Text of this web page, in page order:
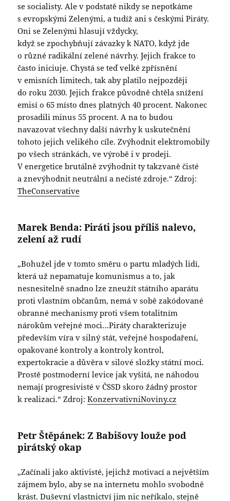
se socialisty. Ale v podstatě nikdy se nepotkáme
s evropskými Zelenými, a tudíž ani s českými Piráty.
Oni se Zelenými hlasují vždycky,
když se zpochybňují závazky k NATO, když jde
o různé radikální zelené návrhy. Jejich frakce to
často iniciuje. Chystá se teď velké zpřísnění
v emisních limitech, tak aby platilo nejpozději
do roku 2030. Jejich frakce původně chtěla snížení
emisí o 65 místo dnes platných 40 procent. Nakonec
prosadili minus 55 procent. A na to budou
navazovat všechny další návrhy k uskutečnění
tohoto jejich velikého cíle. Zvýhodnit elektromobily
po všech stránkách, ve výrobě i v prodeji.
V energetice brutálně zvýhodnit ty takzvaně čisté
a znevýhodnit neutrální a nečisté zdroje.“ Zdroj:
TheConservative
Marek Benda: Piráti jsou příliš nalevo,
zelení až rudí
„Bohužel jde v tomto směru o partu mladých lidí,
která už nepamatuje komunismus a to, jak
nesnesitelně snadno lze zneužít státního aparátu
proti vlastním občanům, nemá v sobě zakódované
obranné mechanismy proti všem totalitním
nárokům veřejné moci…Piráty charakterizuje
především víra v silný stát, veřejné hospodaření,
opakované kontroly a kontroly kontrol,
expertokracie a důvěra v silové složky státní moci.
Prostě postmoderní levice jak vyšitá, ne náhodou
nemají progresivisté v ČSSD skoro žádný prostor
k realizaci.“ Zdroj:KonzervativniNoviny.cz
Petr Štěpánek: Z Babišovy louže pod
pirátský okap
„Začínali jako aktivisté, jejichž motivací a největším
zájmem bylo, aby se na internetu mohlo svobodně
krást. Duševní vlastnictví jim nic neříkalo, stejně